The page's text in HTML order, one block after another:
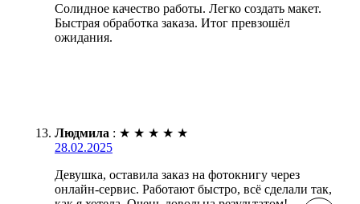
Солидное качество работы. Легко создать макет.
Быстрая обработка заказа. Итог превзошёл
ожидания.
Людмила : ★ ★ ★ ★ ★
28.02.2025
Девушка, оставила заказ на фотокнигу через
онлайн-сервис. Работают быстро, всё сделали так,